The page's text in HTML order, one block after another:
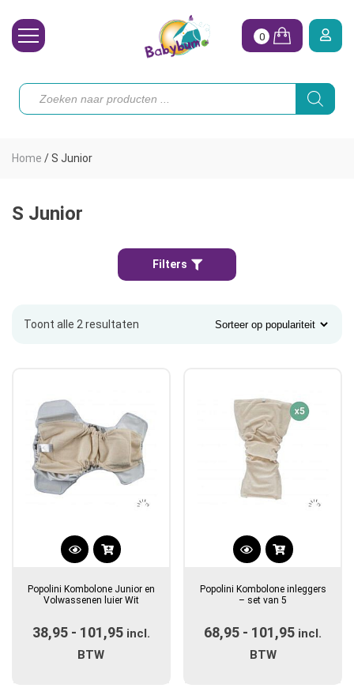
Toebehoren
Koopjes
0
Producten
zoeken
Home /S Junior
S Junior
Filters
Toont alle 2 resultaten
Dit
heeft
variaties.
Deze
Popolini Kombolone Junior en
Volwassenen luier Wit
38,95 - 101,95Prijsklasse:
incl.
BTW
Dit
heeft
variaties.
Deze
Popolini Kombolone inleggers
– set van 5
68,95 - 101,95 incl.
BTW